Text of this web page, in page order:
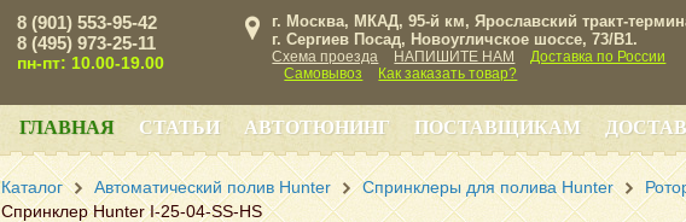
8 (901) 553-95-42
8 (495) 973-25-11
пн-пт: 10.00-19.00
г. Москва, МКАД, 95-й км, Ярославский тракт-
г. Сергиев Посад, Новоугличское шоссе, 73/B1.
Схема проезда НАПИШИТЕ НАМ
Доставка по России
Самовывоз
Как заказать товар?
ГЛАВНАЯ СТАТЬИ АВТОТЮНИНГ ПОСТАВЩИКАМ
Каталог Автоматический полив Hunter Спринклеры для полива Hunter
Спринклер Hunter I-25-04-SS-HS